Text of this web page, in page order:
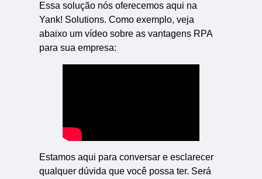
Essa solução nós oferecemos aqui na
Yank! Solutions. Como exemplo, veja
abaixo um vídeo sobre as vantagens RPA
para sua empresa:
Estamos aqui para conversar e esclarecer
qualquer dúvida que você possa ter. Será